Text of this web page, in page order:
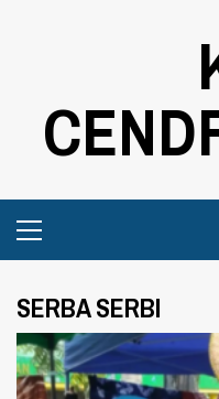
Menu
SERBA SERBI